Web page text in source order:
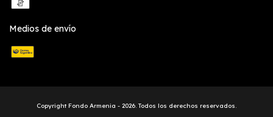
Medios de envío
Copyright Fondo Armenia - 2026. Todos los derechos reservados.